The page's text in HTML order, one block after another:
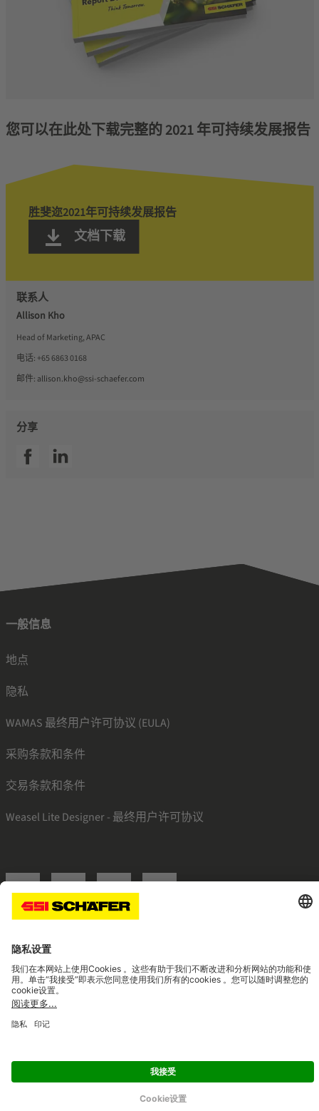
您可以在此处下载完整的 2021 年可持续发展报告
胜斐迩2021年可持续发展报告
文档下载
联系人
Allison Kho
Head of Marketing, APAC
电话: +65 6863 0168
邮件: allison.kho@ssi-schaefer.com
分享
SSI facebookSSI linkedin
一般信息
地点
隐私
WAMAS 最终用户许可协议 (EULA)
采购条款和条件
交易条款和条件
Weasel Lite Designer - 最终用户许可协议
SSI linkedinSSI facebookSSI instagram
Navigate to home page